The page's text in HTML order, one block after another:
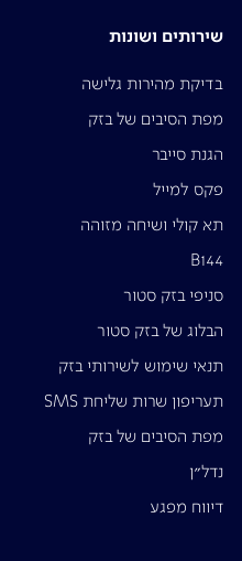
שירותים ושונות
בדיקת מהירות גלישה
מפת הסיבים של בזק
הגנת סייבר
פקס למייל
תא קולי ושיחה מזוהה
B144
סניפי בזק סטור
הבלוג של בזק סטור
תנאי שימוש לשירותי בזק
תעריפון שרות שליחת SMS
מפת הסיבים של בזק
נדל"ן
דיווח מפגע